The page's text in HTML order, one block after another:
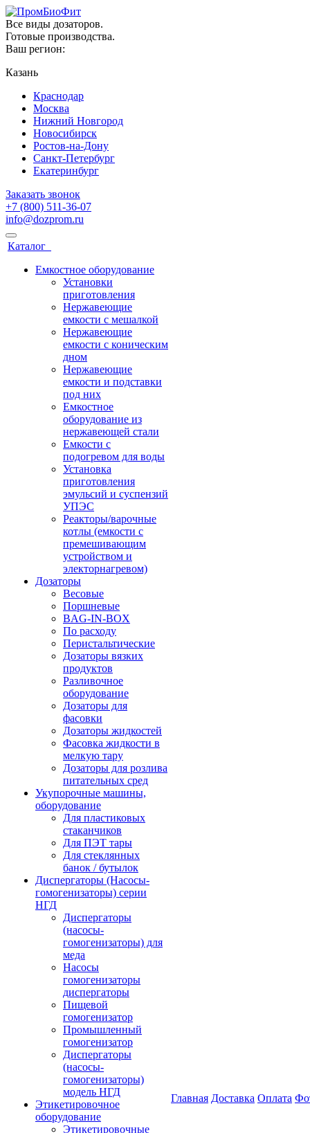
Все виды дозаторов.
Готовые производства.
Ваш регион:
Казань
Краснодар
Москва
Нижний Новгород
Новосибирск
Ростов-на-Дону
Санкт-Петербург
Екатеринбург
Заказать звонок
+7 (800) 511-36-07
info@dozprom.ru
Каталог
Емкостное оборудование
Установки
приготовления
Нержавеющие
емкости с мешалкой
Нержавеющие
емкости с коническим
дном
Нержавеющие
емкости и подставки
под них
Емкостное
оборудование из
нержавеющей стали
Емкости с
подогревом для воды
Установка
приготовления
эмульсий и суспензий
УПЭС
Реакторы/варочные
котлы (емкости с
премешивающим
устройством и
электорнагревом)
Дозаторы
Весовые
Поршневые
BAG-IN-BOX
По расходу
Перистальтические
Дозаторы вязких
продуктов
Разливочное
оборудование
Дозаторы для
фасовки
Дозаторы жидкостей
Фасовка жидкости в
мелкую тару
Дозаторы для розлива
питательных сред
Укупорочные машины,
оборудование
Для пластиковых
стаканчиков
Для ПЭТ тары
Для стеклянных
банок / бутылок
Диспергаторы (Насосы-
гомогенизаторы) серии
НГД
Диспергаторы
(насосы-
гомогенизаторы) для
меда
Насосы
гомогенизаторы
диспергаторы
Пищевой
гомогенизатор
Промышленный
гомогенизатор
Диспергаторы
(насосы-
гомогенизаторы)
модель НГД
Этикетировочное
оборудование
Этикетировочные
Главная Доставка Оплата